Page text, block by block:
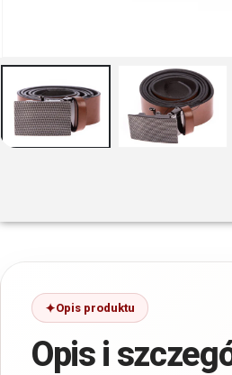
Opis produktu
Opis i